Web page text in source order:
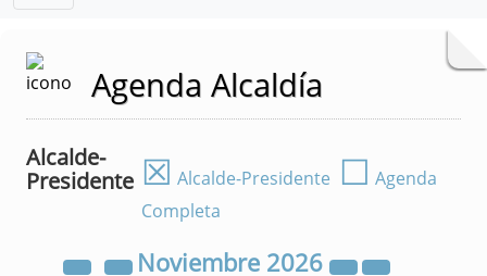
Agenda Alcaldía
Alcalde-
Presidente ☒ Alcalde-Presidente ☐ Agenda
Completa
Noviembre 2026